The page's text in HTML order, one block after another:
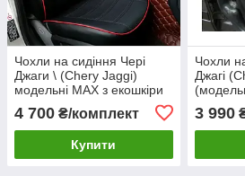
Чохли на сидіння Чері
Джаги \ (Chery Jaggi)
модельні MAX з екошкіри
4 700 ₴/комплект
Купити
Чохли
Джагі
Чорно-
3 990